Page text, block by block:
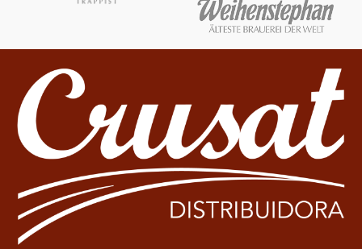
Garrafa 3L
Botella 70cl
Descripción
Licores de origen gallego, de 15% -
30% alc./vol., cuya fabricación se
basa en la materia prima de calidad y
la mano de obra artesanal.
Formato
12 x 5cl
Ginebra de origen inglés, de 40%
alc./vol., cuya fabricación se inició
en 1986 por el comerciante de vinos
inglés IDV. Actualmente es una
empresa subsidiaria de Bacardí.